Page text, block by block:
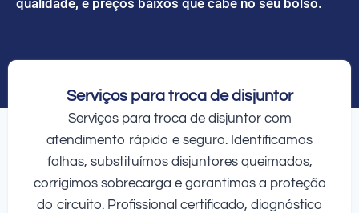
Serviços para troca de disjuntor
Serviços para troca de disjuntor com
atendimento rápido e seguro. Identificamos
falhas, substituímos disjuntores queimados,
corrigimos sobrecarga e garantimos a proteção
do circuito. Profissional certificado, diagnóstico